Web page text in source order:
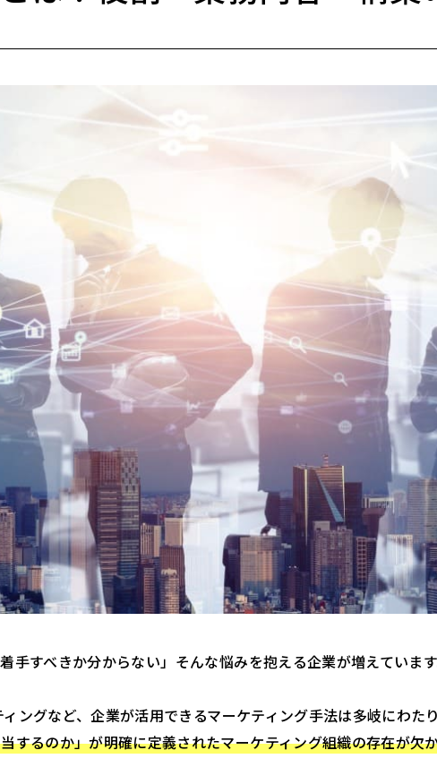
すべきか分からない」――そんな悩みを抱える企業が増えています
ングなど、企業が活用できるマーケティング手法は多岐にわた
するのか」が明確に定義されたマーケティング組織の存在が欠